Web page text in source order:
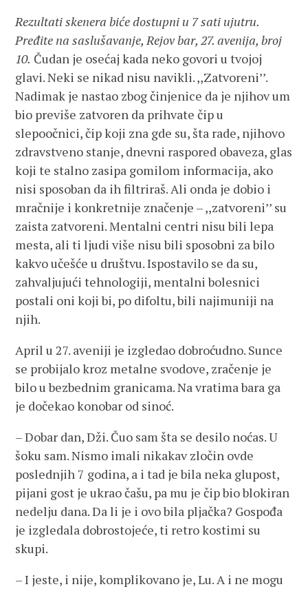
Rezultati skenera biće dostupni u 7 sati ujutru.
Pređite na saslušavanje, Rejov bar, 27. avenija, broj
10. Čudan je osećaj kada neko govori u tvojoj
glavi. Neki se nikad nisu navikli. ,,Zatvoreni’’.
Nadimak je nastao zbog činjenice da je njihov um
bio previše zatvoren da prihvate čip u
slepoočnici, čip koji zna gde su, šta rade, njihovo
zdravstveno stanje, dnevni raspored obaveza, glas
koji te stalno zasipa gomilom informacija, ako
nisi sposoban da ih filtriraš. Ali onda je dobio i
mračnije i konkretnije značenje – ,,zatvoreni’’ su
zaista zatvoreni. Mentalni centri nisu bili lepa
mesta, ali ti ljudi više nisu bili sposobni za bilo
kakvo učešće u društvu. Ispostavilo se da su,
zahvaljujući tehnologiji, mentalni bolesnici
postali oni koji bi, po difoltu, bili najimuniji na
njih.
April u 27. aveniji je izgledao dobroćudno. Sunce
se probijalo kroz metalne svodove, zračenje je
bilo u bezbednim granicama. Na vratima bara ga
je dočekao konobar od sinoć.
– Dobar dan, Dži. Čuo sam šta se desilo noćas. U
šoku sam. Nismo imali nikakav zločin ovde
poslednjih 7 godina, a i tad je bila neka glupost,
pijani gost je ukrao čašu, pa mu je čip bio blokiran
nedelju dana. Da li je i ovo bila pljačka? Gospođa
je izgledala dobrostojeće, ti retro kostimi su
skupi.
– I jeste, i nije, komplikovano je, Lu. A i ne mogu